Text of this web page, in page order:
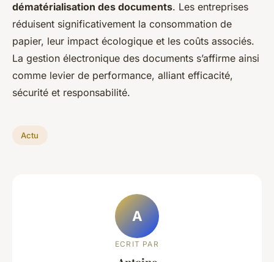
dématérialisation des documents. Les entreprises
réduisent significativement la consommation de
papier, leur impact écologique et les coûts associés.
La gestion électronique des documents s’affirme ainsi
comme levier de performance, alliant efficacité,
sécurité et responsabilité.
Actu
A
ECRIT PAR